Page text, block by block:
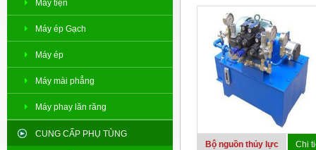
Máy tiện
Máy ép Gạch
Máy ép
Máy mài phẳng
Máy phay lăn răng
CUNG CẤP PHỤ TÙNG
Bộ nguồn thủy lực Chi